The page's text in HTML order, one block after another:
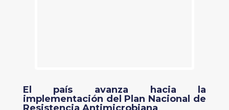
El país avanza hacia la
implementación del Plan Nacional de